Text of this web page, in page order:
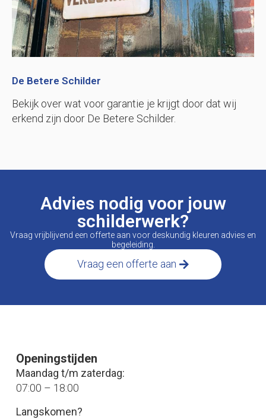
De Betere Schilder
Bekijk over wat voor garantie je krijgt door dat wij
erkend zijn door De Betere Schilder.
Advies nodig voor jouw
schilderwerk?
Vraag vrijblijvend een offerte aan voor deskundig kleuren advies en
begeleiding.
Vraag een offerte aan
Openingstijden
Maandag t/m zaterdag:
07:00 – 18:00
Langskomen?